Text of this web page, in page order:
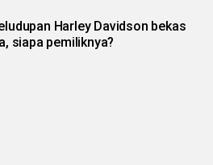
Harley Davidson bekas
siapa pemiliknya?